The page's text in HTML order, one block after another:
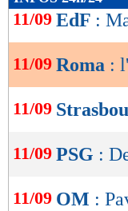
de
OK
11/09 EdF :
11/09 Roma :
11/09
11/09 PSG :
11/09 OM :